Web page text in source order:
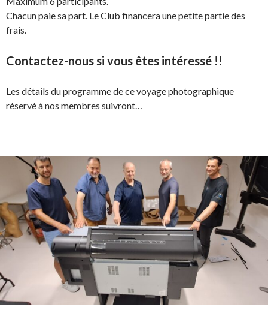
Chacun paie sa part. Le Club financera une petite partie des
frais.
Contactez-nous si vous êtes intéressé !!
Les détails du programme de ce voyage photographique
réservé à nos membres suivront…